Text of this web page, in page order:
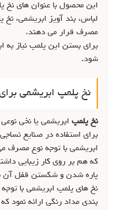
این محصول با عنوان های نخ
لباس، بند آویز ابریشمی،
مصرف قرار می دهند.
برای بستن این پلمپ نیاز
شود.
نخ پلمپ ابریشمی
نخ پلمپ ابریشمی یا نخی
برای استفاده در صنایع
ابریشمی با توجه نوع مصرف
که هم بر روی کار زیبایی
پاره شدن و شکستن قفل آن
نخ های پلمپ ابریشمی با
بندی مداد رنگی ارائه نمود